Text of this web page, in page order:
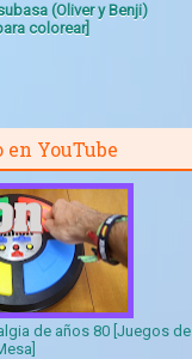
(Oliver y Benji)
colorear]
YouTube
de años 80 [Juegos de